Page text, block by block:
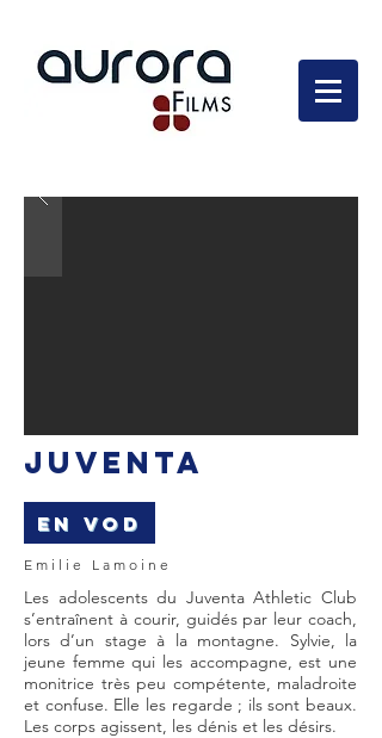
JUVENTA
EN VOD
Emilie Lamoine
Les adolescents du Juventa Athletic Club
s’entraînent à courir, guidés par leur coach,
lors d’un stage à la montagne. Sylvie, la
jeune femme qui les accompagne, est une
monitrice très peu compétente, maladroite
et confuse. Elle les regarde ; ils sont beaux.
Les corps agissent, les dénis et les désirs.